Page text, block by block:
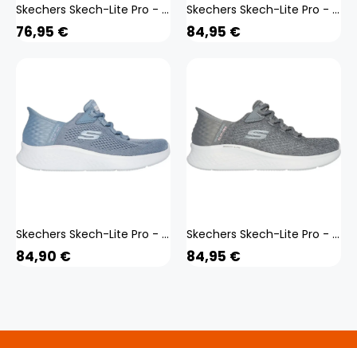
Skechers Skech-Lite Pro - Natural Beauty Damen blau 37
76,95 €
Skechers Skech-Lite Pro - Natural Beauty Damen blau 38
84,95 €
Skechers Skech-Lite Pro - Natural Beauty Damen blau 37
84,90 €
Skechers Skech-Lite Pro - Natural Beauty Damen grau 36
84,95 €